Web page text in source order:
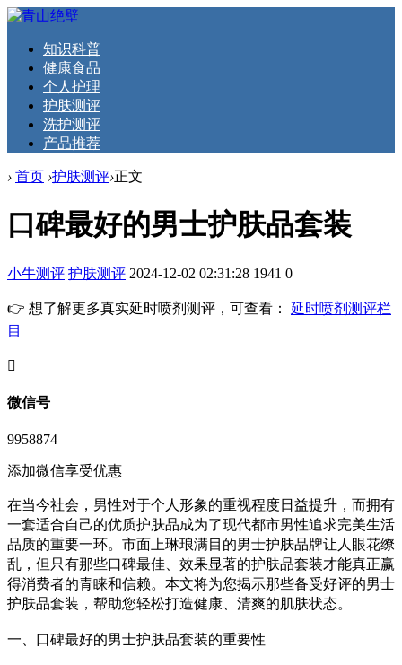
知识科普
健康食品
个人护理
护肤测评
洗护测评
产品推荐
› 首页 ›护肤测评›正文
口碑最好的男士护肤品套装
小牛测评 护肤测评 2024-12-02 02:31:28 1941 0
👉 想了解更多真实延时喷剂测评，可查看： 延时喷剂测评栏
目
󦘖
微信号
9958874
添加微信享受优惠
在当今社会，男性对于个人形象的重视程度日益提升，而拥有
一套适合自己的优质护肤品成为了现代都市男性追求完美生活
品质的重要一环。市面上琳琅满目的男士护肤品牌让人眼花缭
乱，但只有那些口碑最佳、效果显著的护肤品套装才能真正赢
得消费者的青睐和信赖。本文将为您揭示那些备受好评的男士
护肤品套装，帮助您轻松打造健康、清爽的肌肤状态。
一、口碑最好的男士护肤品套装的重要性